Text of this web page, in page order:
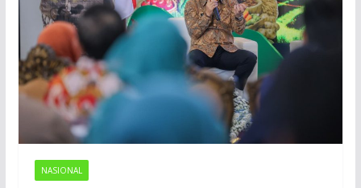
NASIONAL